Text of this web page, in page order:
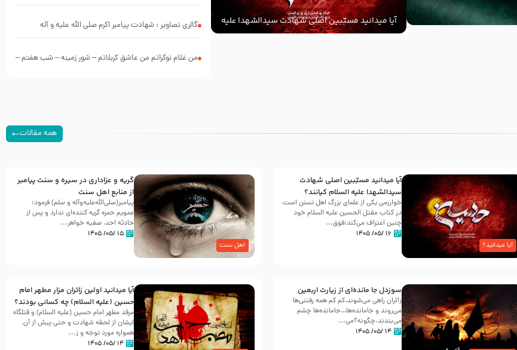
آیا میدانید مسبّبین اصلی شهادت سیدالشهدا علیه
‌السلام کیانند؟
گالری تصاویر : شهادت پیامبر اکرم صلی الله علیه و آله
من غلام نوکراتم من عاشق کربلاتم – شور زمینه – شب هفتم –
همه مقالات
آیا میدانید؟
آیا میدانید مسبّبین اصلی شهادت
سیدالشهدا علیه ‌السلام کیانند؟
خوارزمی یکی از علمای بزرگ اهل تسنن است،
در کتاب مقتل الحسین علیه ‌السلام خود
چنین اعتراف می‌کند:فوَق...
۱۶ /۰۵/ ۱۴۰۵
اهل سنت
گریه و عزاداری در سیره و سنت پیامبر
از منابع اهل سنت
پیامبر(صلی‌الله‌علیه‌وآله و سلم) فرمود:
عمویم حمزه گریه کننده‌ای ندارد و پس از
حادثه احد، صفیه خواهر...
۱۵ /۰۵/ ۱۴۰۵
سوزدل جا مانده‌ای از زیارت اربعین
زائران راهی می‌شوند،کم‌ کم همه رفتنی‌ها
می‌روند و جامانده‌ها…جامانده‌ها چشم
می‌بندند.چگونه؟می‌...
۱۴ /۰۵/ ۱۴۰۵
آیا میدانید اولین زائران مزار مطهر امام
حسین (علیه السلام) چه کسانی بودند؟
مرقد مطهر امام حسین (علیه السلام) و قتلگاه
ایشان از لحظه شهادت و حتی پیش از آن،
همواره مورد توجه و ز...
۱۴ /۰۵/ ۱۴۰۵